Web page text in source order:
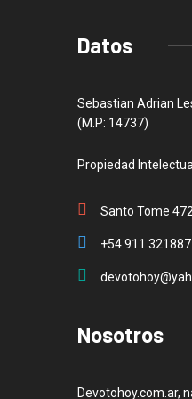
Datos
Sebastian Adrian
(M.P: 14737)
Propiedad
Santo Tome
+54 911
Nosotros
Devotohoy.com.ar,